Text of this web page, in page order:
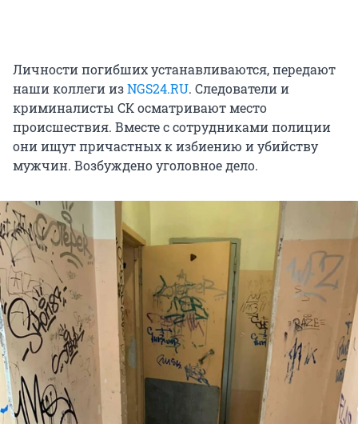
Личности погибших устанавливаются, передают
наши коллеги изNGS24.RU. Следователи и
криминалисты СК осматривают место
происшествия. Вместе с сотрудниками полиции
они ищут причастных к избиению и убийству
мужчин. Возбуждено уголовное дело.